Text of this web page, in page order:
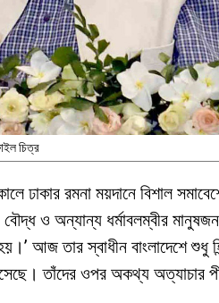
চিত্র
ঢাকার রমনা ময়দানে বিশাল
ও অন্যান্য ধর্মাবলম্বীর
আজ তার স্বাধীন বাংলাদেশে শুধু
তাঁদের ওপর অকথ্য অত্যাচার